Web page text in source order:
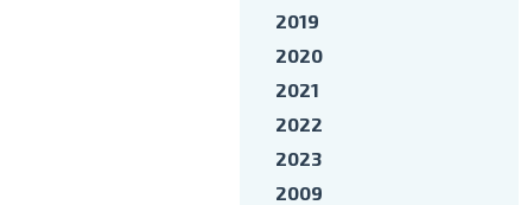
2019
2020
2021
2022
2023
2009